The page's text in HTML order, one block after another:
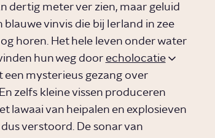
dertig meter ver zien, maar geluid
vinvis die bij Ierland in zee
horen. Het hele leven onder water
hun weg door echolocatie
mysterieus gezang over
zelfs kleine vissen produceren
lawaai van heipalen en explosieven
verstoord. De sonar van